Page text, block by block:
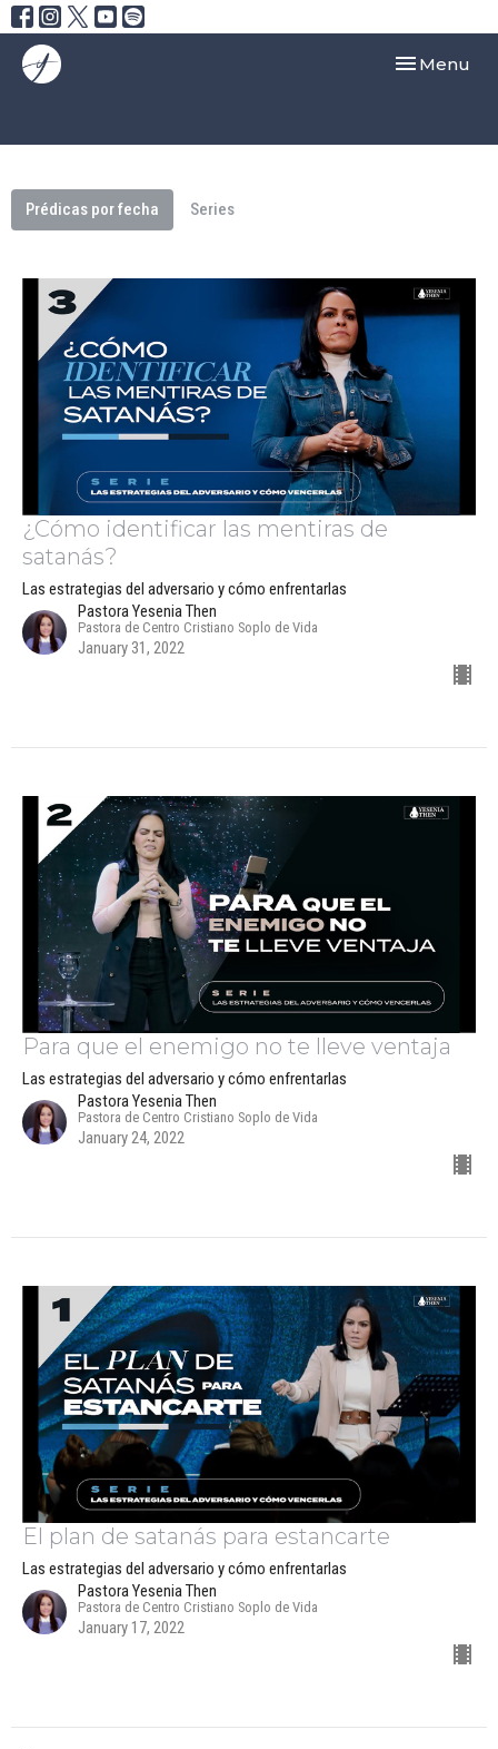
Toggle
Menu
Prédicas por fecha Series
¿Cómo identificar las mentiras de
satanás?
Las estrategias del adversario y cómo enfrentarlas
Pastora Yesenia Then
Pastora de Centro Cristiano Soplo de Vida
January 31, 2022
Para que el enemigo no te lleve ventaja
Las estrategias del adversario y cómo enfrentarlas
Pastora Yesenia Then
Pastora de Centro Cristiano Soplo de Vida
January 24, 2022
El plan de satanás para estancarte
Las estrategias del adversario y cómo enfrentarlas
Pastora Yesenia Then
Pastora de Centro Cristiano Soplo de Vida
January 17, 2022